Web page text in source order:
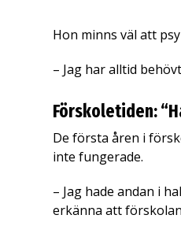
Hon minns väl att
– Jag har alltid
Förskoletiden:
De första åren i
inte fungerade.
– Jag hade andan i
erkänna att